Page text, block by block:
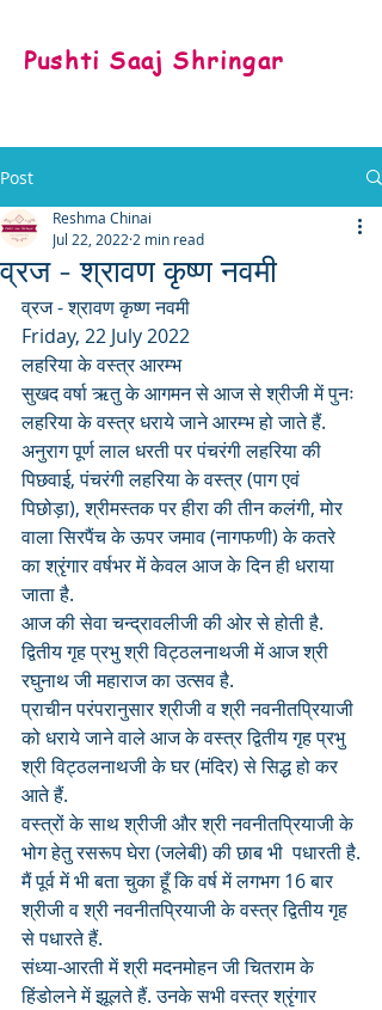
Pushti Saaj Shringar
Post
व्रज - श्रावण कृष्ण नवमी
Reshma Chinai
Jul 22, 2022 2 min read
व्रज - श्रावण कृष्ण नवमी
Friday, 22 July 2022
लहरिया के वस्त्र आरम्भ
सुखद वर्षा ऋतु के आगमन से आज से श्रीजी में पुनः
लहरिया के वस्त्र धराये जाने आरम्भ हो जाते हैं.
अनुराग पूर्ण लाल धरती पर पंचरंगी लहरिया की
पिछवाई, पंचरंगी लहरिया के वस्त्र (पाग एवं
पिछोड़ा), श्रीमस्तक पर हीरा की तीन कलंगी, मोर
वाला सिरपैंच के ऊपर जमाव (नागफणी) के कतरे
का श्रृंगार वर्षभर में केवल आज के दिन ही धराया
जाता है.
आज की सेवा चन्द्रावलीजी की ओर से होती है.
द्वितीय गृह प्रभु श्री विट्ठलनाथजी में आज श्री
रघुनाथ जी महाराज का उत्सव है.
प्राचीन परंपरानुसार श्रीजी व श्री नवनीतप्रियाजी
को धराये जाने वाले आज के वस्त्र द्वितीय गृह प्रभु
श्री विट्ठलनाथजी के घर (मंदिर) से सिद्ध हो कर
आते हैं.
वस्त्रों के साथ श्रीजी और श्री नवनीतप्रियाजी के
भोग हेतु रसरूप घेरा (जलेबी) की छाब भी  पधारती है.
मैं पूर्व में भी बता चुका हूँ कि वर्ष में लगभग 16 बार
श्रीजी व श्री नवनीतप्रियाजी के वस्त्र द्वितीय गृह
से पधारते हैं.
संध्या-आरती में श्री मदनमोहन जी चितराम के
हिंडोलने में झूलते हैं. उनके सभी वस्त्र श्रृंगार